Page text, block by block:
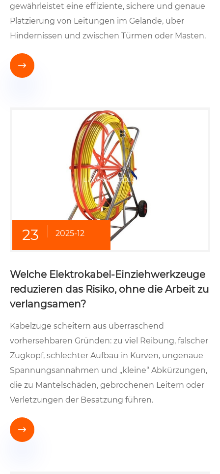
gewährleistet eine effiziente, sichere und genaue
Platzierung von Leitungen im Gelände, über
Hindernissen und zwischen Türmen oder Masten.

23 2025-12
Welche Elektrokabel-Einziehwerkzeuge
reduzieren das Risiko, ohne die Arbeit zu
verlangsamen?
Kabelzüge scheitern aus überraschend
vorhersehbaren Gründen: zu viel Reibung, falscher
Zugkopf, schlechter Aufbau in Kurven, ungenaue
Spannungsannahmen und „kleine“ Abkürzungen,
die zu Mantelschäden, gebrochenen Leitern oder
Verletzungen der Besatzung führen.
